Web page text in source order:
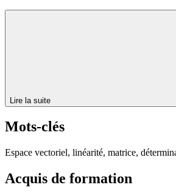
Lire la suite
Mots-clés
Espace vectoriel, linéarité, matrice,
Acquis de formation